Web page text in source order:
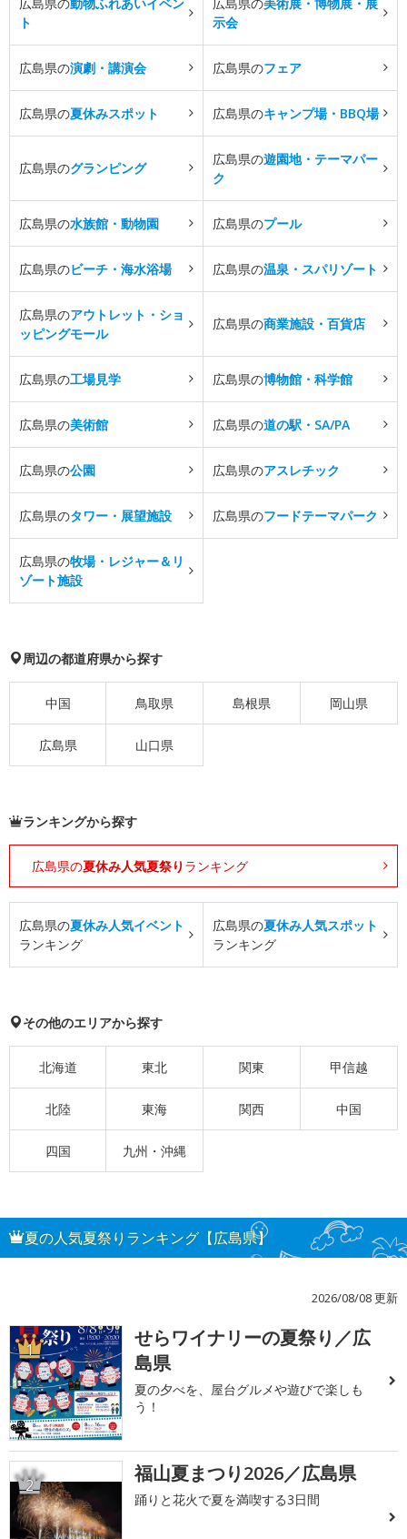
ト
示会
広島県の演劇・講演会 広島県のフェア
広島県の夏休みスポット 広島県のキャンプ場・BBQ場
広島県のグランピング
広島県の遊園地・テーマパー
ク
広島県の水族館・動物園 広島県のプール
広島県のビーチ・海水浴場 広島県の温泉・スパリゾート
広島県のアウトレット・ショ
ッピングモール
広島県の商業施設・百貨店
広島県の工場見学 広島県の博物館・科学館
広島県の美術館 広島県の道の駅・SA/PA
広島県の公園 広島県のアスレチック
広島県のタワー・展望施設 広島県のフードテーマパーク
広島県の牧場・レジャー＆リ
ゾート施設
周辺の都道府県から探す
中国 鳥取県 島根県 岡山県
広島県 山口県
ランキングから探す
広島県の夏休み人気夏祭り ランキング
広島県の夏休み人気イベント
ランキング
広島県の夏休み人気スポット
ランキング
その他のエリアから探す
北海道 東北 関東 甲信越
北陸 東海 関西 中国
四国 九州・沖縄
夏の人気夏祭りランキング【広島県】
2026/08/08 更新
1
せらワイナリーの夏祭り／広
島県
夏の夕べを、屋台グルメや遊びで楽しも
う！
2 福山夏まつり2026／広島県
踊りと花火で夏を満喫する3日間